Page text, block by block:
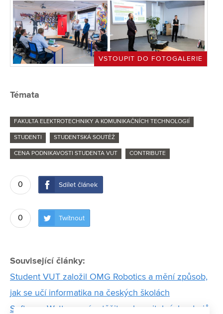
VSTOUPIT DO FOTOGALERIE
Témata
FAKULTA ELEKTROTECHNIKY A KOMUNIKAČNÍCH TECHNOLOGIÍ
STUDENTI STUDENTSKÁ SOUTĚŽ
CENA PODNIKAVOSTI STUDENTA VUT CONTRIBUTE
0 Sdílet článek
0 Twítnout
Související články:
Student VUT založil OMG Robotics a mění způsob,
jak se učí informatika na českých školách
Software Wattee umí vytěžit z obnovitelných zdrojů